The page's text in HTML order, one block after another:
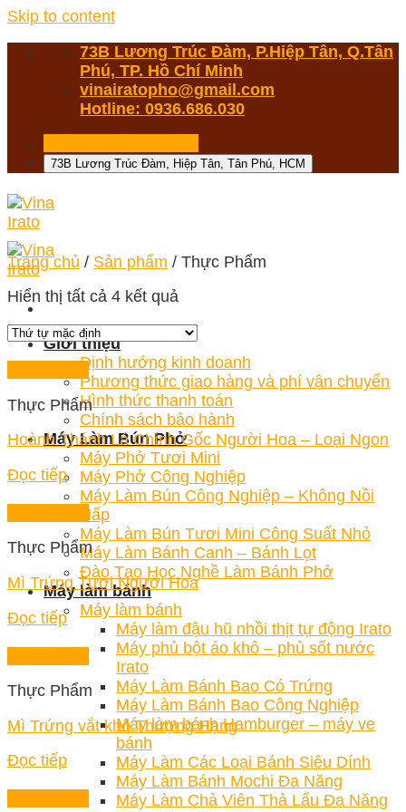
Skip to content
73B Lương Trúc Đàm, P.Hiệp Tân, Q.Tân
Phú, TP. Hồ Chí Minh
vinairatopho@gmail.com
Hotline: 0936.686.030
73B Lương Trúc Đàm, Hiệp Tân, Tân Phú, HCM
Giới thiệu
Định hướng kinh doanh
Phương thức giao hàng và phí vận chuyển
Hình thức thanh toán
Chính sách bảo hành
Máy Làm Bún Phở
Máy Phở Tươi Mini
Máy Phở Công Nghiệp
Máy Làm Bún Công Nghiệp – Không Nồi
Hấp
Máy Làm Bún Tươi Mini Công Suất Nhỏ
Máy Làm Bánh Canh – Bánh Lọt
Đào Tạo Học Nghề Làm Bánh Phở
Máy làm bánh
Máy làm bánh
Máy làm đậu hũ nhồi thịt tự động Irato
Máy phủ bột áo khô – phủ sốt nước
Irato
Máy Làm Bánh Bao Có Trứng
Máy Làm Bánh Bao Công Nghiệp
Máy làm bánh Hamburger – máy ve
bánh
Máy Làm Các Loại Bánh Siêu Dính
Máy Làm Bánh Mochi Đa Năng
Máy Làm Chả Viên Thả Lẩu Đa Năng
Trang chủ / Sản phẩm / Thực Phẩm
Hiển thị tất cả 4 kết quả
Thực Phẩm
Hoành Thánh Lá Chính Gốc Người Hoa – Loại Ngon
Đọc tiếp
Thực Phẩm
Mì Trứng Tươi Người Hoa
Đọc tiếp
Thực Phẩm
Mì Trứng vắt khô Thượng Hạng
Đọc tiếp